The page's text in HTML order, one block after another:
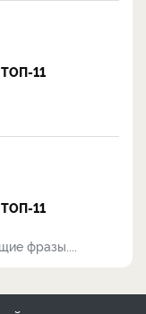
ТОП-11
ТОП-11
фразы....